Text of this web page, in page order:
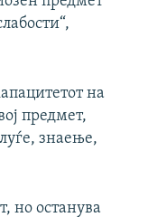
на
предмет,
знаење,
но останува